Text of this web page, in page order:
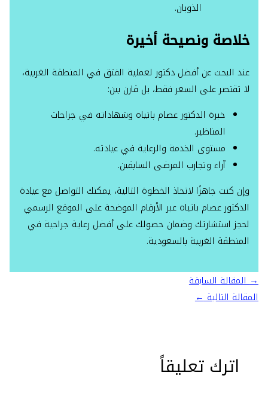
الذوبان.
خلاصة ونصيحة أخيرة
عند البحث عن أفضل دكتور لعملية الفتق في المنطقة الغربية،
لا تقتصر على السعر فقط، بل قارن بين:
خبرة الدكتور عصام باتياه وشهاداته في جراحات
المناظير.
مستوى الخدمة والرعاية في عيادته.
آراء وتجارب المرضى السابقين.
وإن كنت جاهزًا لاتخاذ الخطوة التالية، يمكنك التواصل مع عيادة
الدكتور عصام باتياه عبر الأرقام الموضحة على الموقع الرسمي
لحجز استشارتك وضمان حصولك على أفضل رعاية جراحية في
المنطقة الغربية بالسعودية.
→المقالة السابقة
المقالة التالية←
اترك تعليقاً